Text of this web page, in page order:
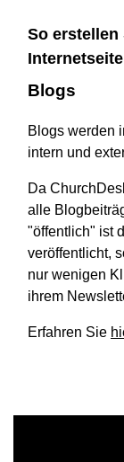
So erstellen
Internetseite
Blogs
Blogs werden
intern und
Da
alle
"öffentlich" ist
veröffentlicht,
nur wenigen
ihrem
Erfahren Sie